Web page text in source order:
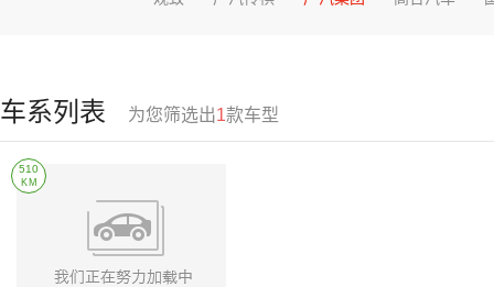
车系列表 为您筛选出1款车型
510
KM